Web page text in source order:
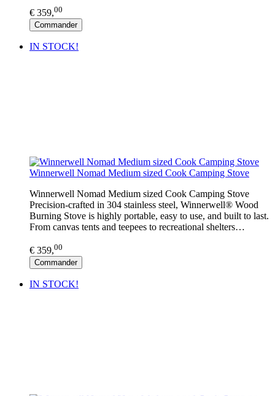
€ 359,00
Commander
IN STOCK!
Winnerwell Nomad Medium sized Cook Camping Stove
Winnerwell Nomad Medium sized Cook Camping Stove
Precision-crafted in 304 stainless steel, Winnerwell® Wood
Burning Stove is highly portable, easy to use, and built to last.
From canvas tents and teepees to recreational shelters…
€ 359,00
Commander
IN STOCK!